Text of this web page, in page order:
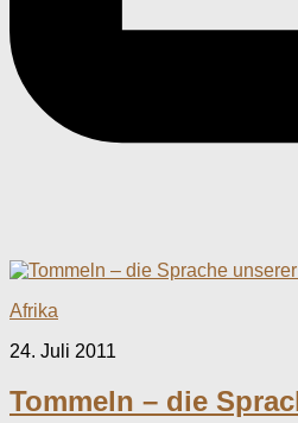
Afrika
24. Juli 2011
Tommeln – die